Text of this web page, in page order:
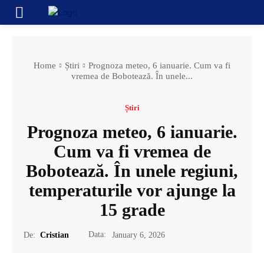
Home Știri
Prognoza meteo, 6 ianuarie. Cum va fi
vremea de Bobotează. În unele...
Știri
Prognoza meteo, 6 ianuarie.
Cum va fi vremea de
Bobotează. În unele regiuni,
temperaturile vor ajunge la
15 grade
De: Cristian Data: January 6, 2026